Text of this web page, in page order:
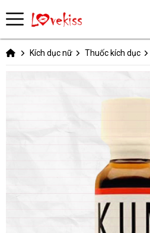
Kích dục nữ Thuốc kích dục